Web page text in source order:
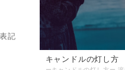
記
キャンドルの灯し方